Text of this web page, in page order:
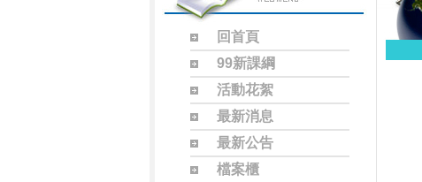
回首頁
99新課綱
活動花絮
最新消息
最新公告
檔案櫃